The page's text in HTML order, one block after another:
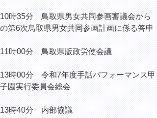
10時35分 鳥取県男女共同参画審議会から
の第6次鳥取県男女共同参画計画に係る答申
11時00分 鳥取県版政労使会議
13時00分 令和7年度手話パフォーマンス甲
子園実行委員会総会
13時40分 内部協議